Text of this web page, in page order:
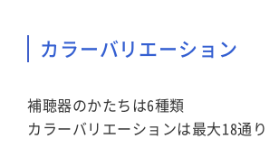
カラーバリエーション
補聴器のかたちは6種類
カラーバリエーションは最大18通り